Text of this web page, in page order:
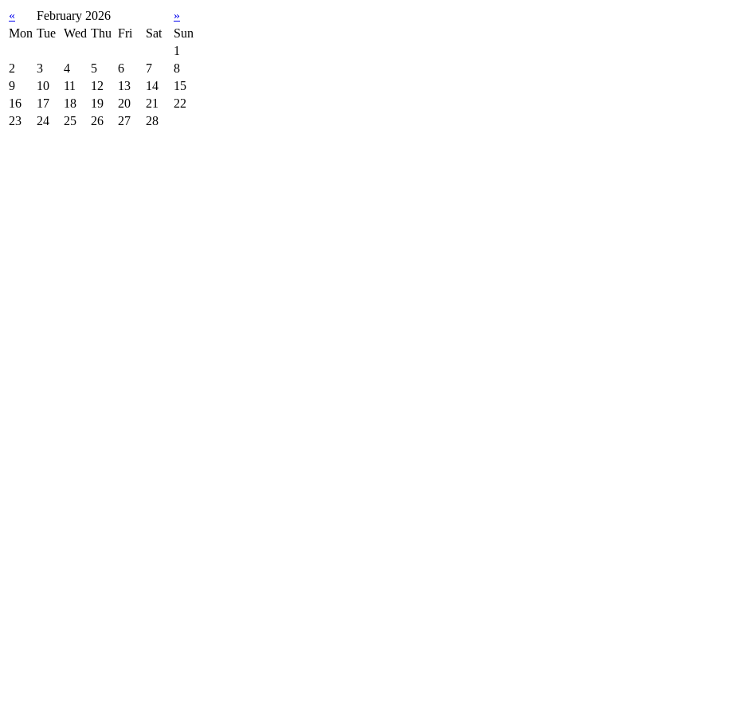
« February 2026
»
Mon Tue Wed Thu Fri Sat
Sun
1
2
3 4 5 6 7
8
9
10 11 12 13 14
15
16
17 18 19 20 21
22
23
24 25 26 27 28